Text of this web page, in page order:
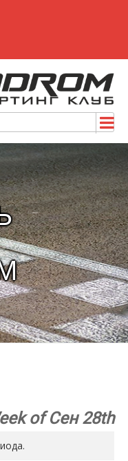
of Сен 28th